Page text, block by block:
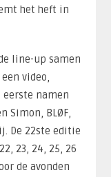
het heft in
line-up samen
video,
eerste namen
Simon, BLØF,
De 22ste editie
23, 24, 25, 26
de avonden